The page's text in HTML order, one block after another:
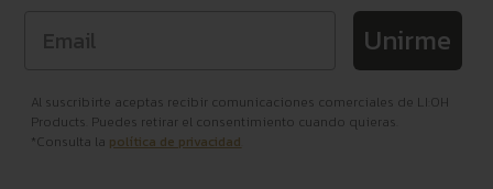
Unirme
Al suscribirte aceptas recibir comunicaciones comerciales de LI:OH
Products . Puedes retirar el consentimiento cuando quieras.
*Consulta la política de privacidad